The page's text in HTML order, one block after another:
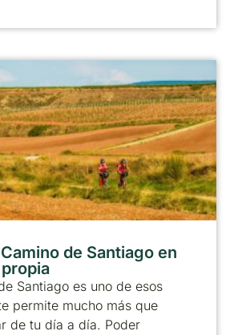
de Santiago en
Santiago es uno de esos
permite mucho más que
de tu día a día. Poder